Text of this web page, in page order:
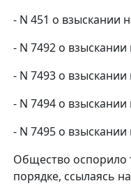
- N 451 о взыскании
- N 7492 о взыскании
- N 7493 о взыскании
- N 7494 о взыскании
- N 7495 о взыскании
Общество оспорило
порядке, ссылаясь